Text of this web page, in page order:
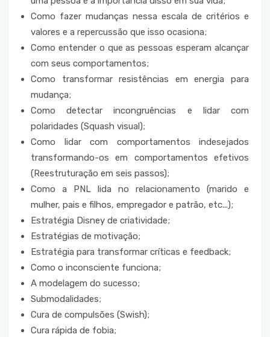
Como fazer mudanças nessa escala de critérios e
valores e a repercussão que isso ocasiona;
Como entender o que as pessoas esperam alcançar
com seus comportamentos;
Como transformar resistências em energia para
mudança;
Como detectar incongruências e lidar com
polaridades (Squash visual);
Como lidar com comportamentos indesejados
transformando-os em comportamentos efetivos
(Reestruturação em seis passos);
Como a PNL lida no relacionamento (marido e
mulher, pais e filhos, empregador e patrão, etc...);
Estratégia Disney de criatividade;
Estratégias de motivação;
Estratégia para transformar críticas e feedback;
Como o inconsciente funciona;
A modelagem do sucesso;
Submodalidades;
Cura de compulsões (Swish);
Cura rápida de fobia;